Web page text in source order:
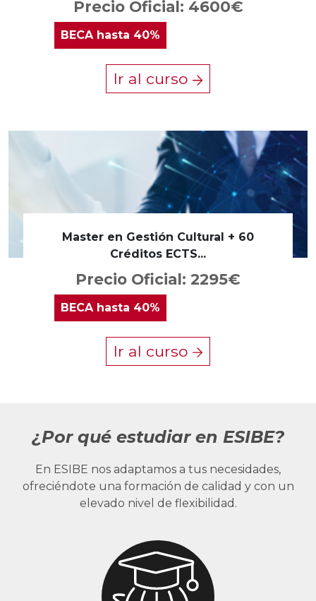
Precio Oficial: 4600€
BECAhasta 40%
Ir al curso
Master en Gestión Cultural + 60
Créditos ECTS...
Precio Oficial: 2295€
BECA hasta 40%
Ir al curso
¿Por qué estudiar en ESIBE?
En ESIBE nos adaptamos a tus necesidades,
ofreciéndote una formación de calidad y con un
elevado nivel de flexibilidad.